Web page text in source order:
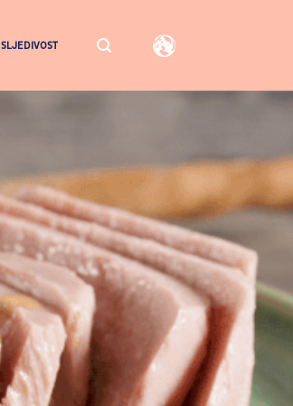
SLJEDIVOST